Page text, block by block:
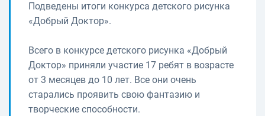
Подведены итоги конкурса детского рисунка
«Добрый Доктор».
Всего в конкурсе детского рисунка «Добрый
Доктор» приняли участие 17 ребят в возрасте
от 3 месяцев до 10 лет. Все они очень
старались проявить свою фантазию и
творческие способности.